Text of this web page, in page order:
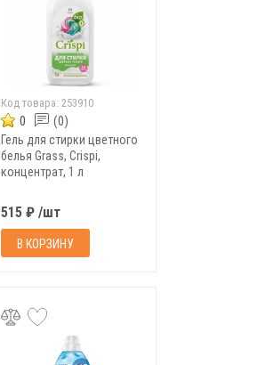
Код товара:253910
0 (0)
Гель для стирки цветного
белья Grass, Crispi,
концентрат, 1 л
515 ₽ /шт
В КОРЗИНУ